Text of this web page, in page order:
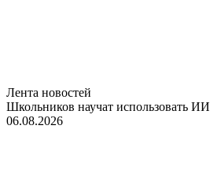
Лента новостей
Школьников научат использовать ИИ
06.08.2026